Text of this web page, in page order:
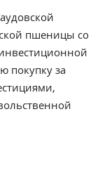
пшеницы со
покупку за